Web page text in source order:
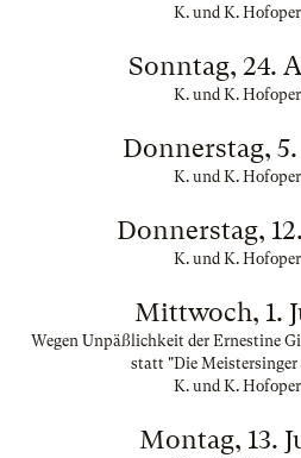
K. und K.
Sonntag, 24.
K. und K.
Donnerstag,
K. und K.
Donnerstag,
K. und K.
Mittwoch, 1.
Wegen Unpäßlichkeit der Ernestine
statt "Die Meistersinger
K. und K.
Montag, 13.